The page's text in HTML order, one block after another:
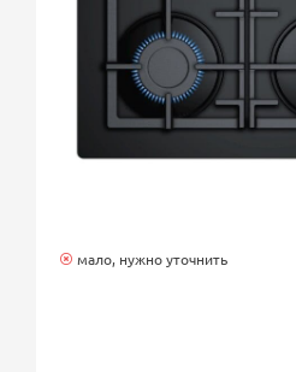
мало, нужно уточнить